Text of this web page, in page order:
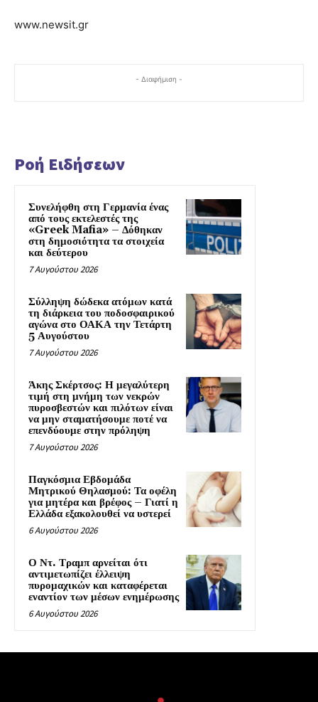
www.newsit.gr
- Διαφήμιση -
Ροή Ειδήσεων
Συνελήφθη στη Γερμανία ένας
από τους εκτελεστές της
«Greek Mafia» – Δόθηκαν
στη δημοσιότητα τα στοιχεία
και δεύτερου
7 Αυγούστου 2026
Σύλληψη δώδεκα ατόμων κατά
τη διάρκεια του ποδοσφαιρικού
αγώνα στο ΟΑΚΑ την Τετάρτη
5 Αυγούστου
7 Αυγούστου 2026
Άκης Σκέρτσος: Η μεγαλύτερη
τιμή στη μνήμη των νεκρών
πυροσβεστών και πιλότων είναι
να μην σταματήσουμε ποτέ να
επενδύουμε στην πρόληψη
7 Αυγούστου 2026
Παγκόσμια Εβδομάδα
Μητρικού Θηλασμού: Τα οφέλη
για μητέρα και βρέφος – Γιατί η
Ελλάδα εξακολουθεί να υστερεί
6 Αυγούστου 2026
Ο Ντ. Τραμπ αρνείται ότι
αντιμετωπίζει έλλειψη
πυρομαχικών και καταφέρεται
εναντίον των μέσων ενημέρωσης
6 Αυγούστου 2026